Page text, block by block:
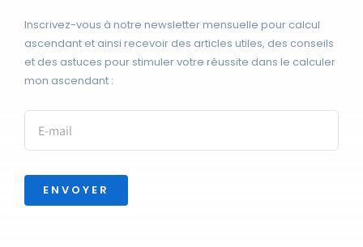
Inscrivez-vous à notre newsletter mensuelle pour calcul
ascendant et ainsi recevoir des articles utiles, des conseils
et des astuces pour stimuler votre réussite dans le calculer
mon ascendant :
ENVOYER